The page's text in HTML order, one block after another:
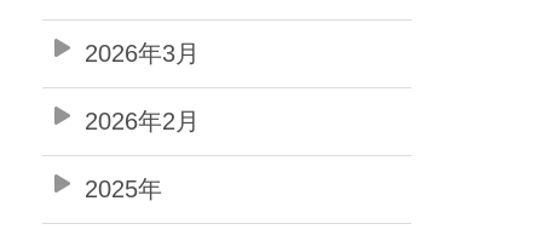
2026年3月
2026年2月
2025年